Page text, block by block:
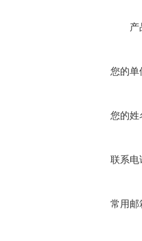
产
您的单
您的姓
联系电
常用邮